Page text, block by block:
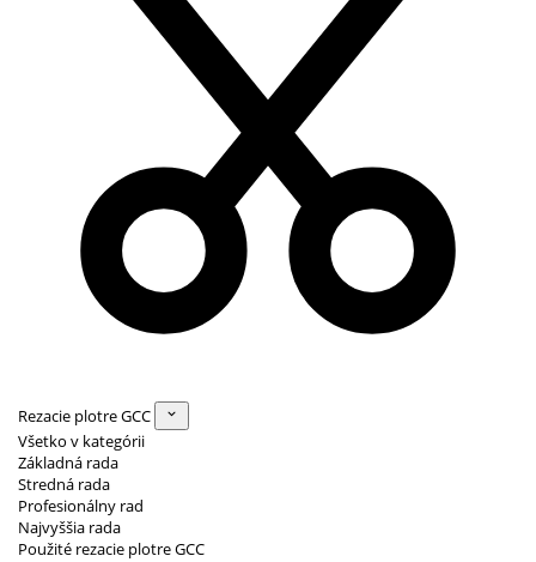
Rezacie plotre GCC
Všetko v kategórii
Základná rada
Stredná rada
Profesionálny rad
Najvyššia rada
Použité rezacie plotre GCC